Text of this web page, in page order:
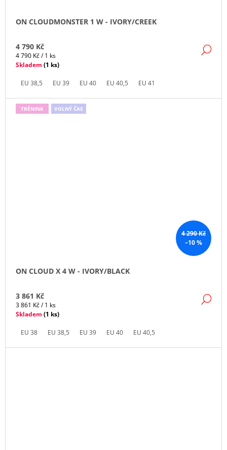
ON CLOUDMONSTER 1 W - IVORY/CREEK
4 790 Kč
Měrná
cena:
4 790 Kč / 1 ks
Skladem (1 ks)
EU 38,5 EU 39 EU 40 EU 40,5 EU 41
4 290 Kč
–10 %
TRÉNINK VOLNÝ ČAS
ON CLOUD X 4 W - IVORY/BLACK
3 861 Kč
Měrná
cena:
3 861 Kč / 1 ks
Skladem (1 ks)
EU 38 EU 38,5 EU 39 EU 40 EU 40,5